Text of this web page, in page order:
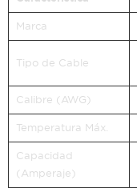
Marca
Tipo de Cable
Calibre (AWG)
Temperatura Máx.
Capacidad
(Amperaje)